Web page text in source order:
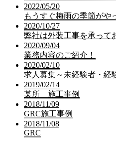
2022/05/20
もうすぐ梅雨の季節がや
2020/10/27
弊社は外装工事を承って
2020/09/04
業務内容のご紹介！
2020/02/10
求人募集～未経験者・経
2019/02/14
某所 施工事例
2018/11/09
GRC施工事例
2018/11/08
GRC